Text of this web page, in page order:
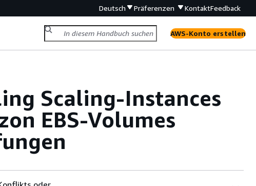
Deutsch Präferenzen KontaktFeedback
AWS-Konto erstellen
Scaling-Instances
EBS-Volumes